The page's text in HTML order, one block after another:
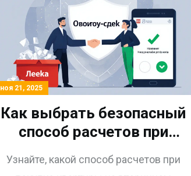
ноя 21, 2025
Как выбрать безопасный
способ расчетов при
покупке квартиры на
вторичном рынке:
Узнайте, какой способ расчетов при